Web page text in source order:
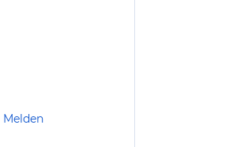
Melden